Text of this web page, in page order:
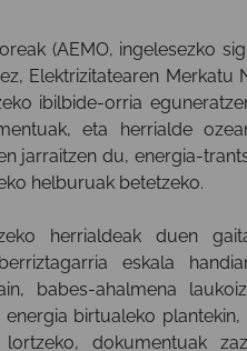
(AEMO, ingelesezko
Elektrizitatearen
ibilbide-orria
eta herrialde
jarraitzen du, energia-
helburuak betetzeko.
herrialdeak duen
eskala
babes-ahalmena
birtualeko
dokumentuak